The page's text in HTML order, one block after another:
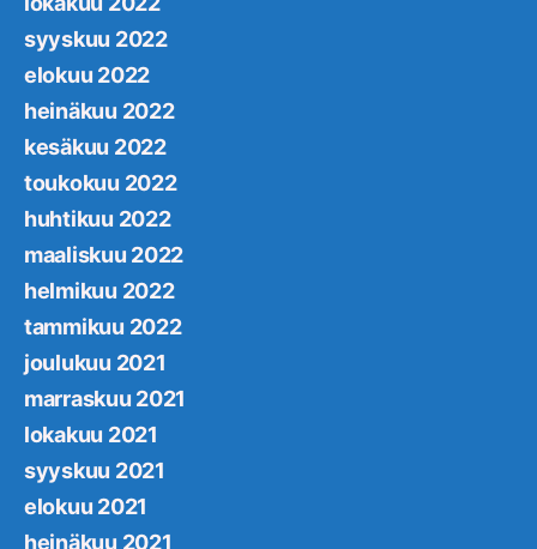
syyskuu 2022
elokuu 2022
heinäkuu 2022
kesäkuu 2022
toukokuu 2022
huhtikuu 2022
maaliskuu 2022
helmikuu 2022
tammikuu 2022
joulukuu 2021
marraskuu 2021
lokakuu 2021
syyskuu 2021
elokuu 2021
heinäkuu 2021